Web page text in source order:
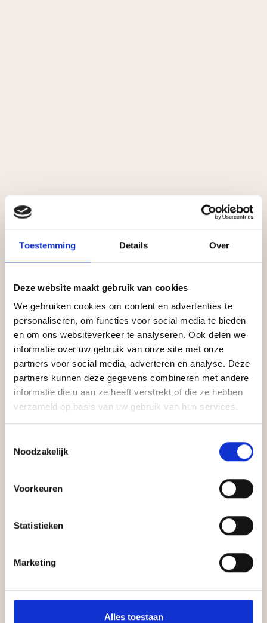
Toestemming Details Over
Deze website maakt gebruik van cookies
We gebruiken cookies om content en advertenties te
personaliseren, om functies voor social media te bieden
en om ons websiteverkeer te analyseren. Ook delen we
informatie over uw gebruik van onze site met onze
partners voor social media, adverteren en analyse. Deze
partners kunnen deze gegevens combineren met andere
informatie die u aan ze heeft verstrekt of die ze hebben
verzameld op basis van uw gebruik van hun services.
Noodzakelijk
Voorkeuren
Statistieken
Marketing
Alles toestaan